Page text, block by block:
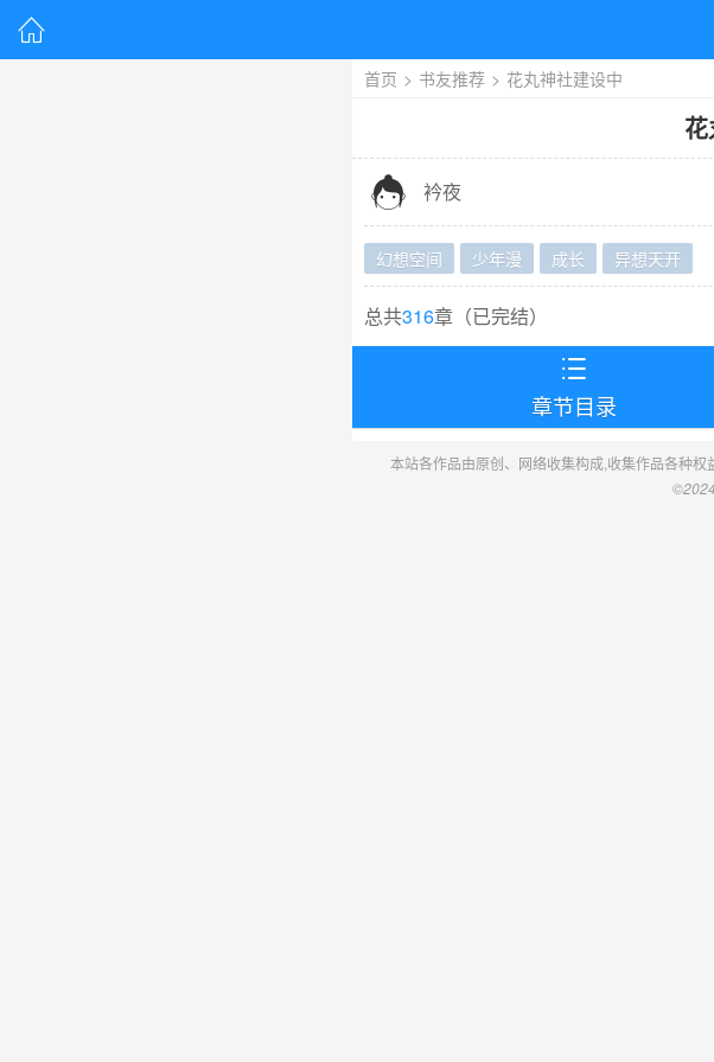

首页 > 书友推荐 > 花丸神社建设中
 衿夜
幻想空间 少年漫 成长 异想天开
总共316章（已完结）

章节目录
本站各作品由原创、网络收集构成,收集作品各种
©2024